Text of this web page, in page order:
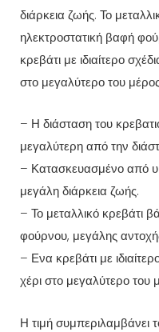
διάρκεια ζωής. Το
ηλεκτροστατική βαφή
κρεβάτι με ιδιαίτερο
στο μεγαλύτερο του
– Η διάσταση του
μεγαλύτερη από την
– Κατασκευασμένο από
μεγάλη διάρκεια ζωής.
– Το μεταλλικό κρεβάτι
φούρνου, μεγάλης
– Ενα κρεβάτι με
χέρι στο μεγαλύτερο του
Η τιμή συμπεριλαμβάνει